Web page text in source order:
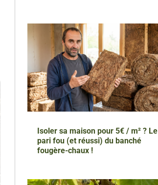
Isoler sa maison pour 5€ / m² ? Le
pari fou (et réussi) du banché
fougère-chaux !